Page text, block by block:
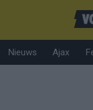
Nieuws Ajax